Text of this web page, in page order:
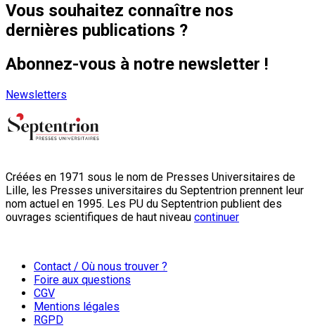
Vous souhaitez connaître nos
dernières publications ?
Abonnez-vous à notre newsletter !
Newsletters
Créées en 1971 sous le nom de Presses Universitaires de
Lille, les Presses universitaires du Septentrion prennent leur
nom actuel en 1995. Les PU du Septentrion publient des
ouvrages scientifiques de haut niveau continuer
Contact / Où nous trouver ?
Foire aux questions
CGV
Mentions légales
RGPD